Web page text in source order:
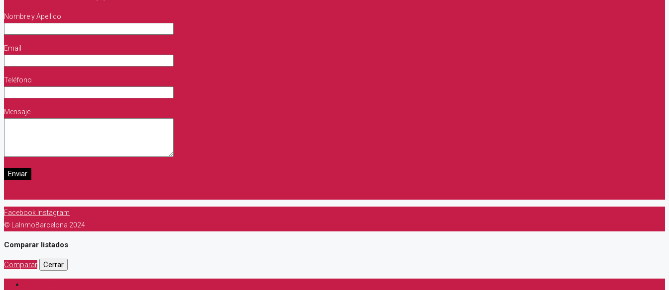
Nombre y Apellido
Email
Teléfono
Mensaje
Facebook Instagram
© LaInmoBarcelona 2024
Comparar listados
Comparar Cerrar